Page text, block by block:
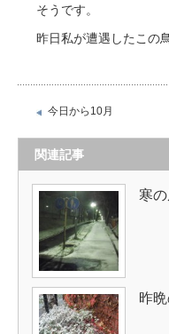
そうです。
昨日私が遭遇したこ
今日から10月
関連記事
寒
昨